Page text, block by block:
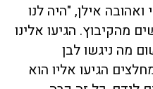
אילן, "היה לנו
מהקיבוץ. הגיעו אלינו
מה ניגשו לבן
הגיעו אליו הוא